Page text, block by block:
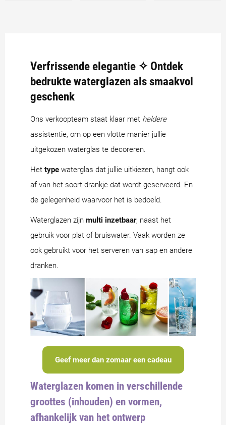
Verfrissende elegantie ✧ Ontdek
bedrukte waterglazen als smaakvol
geschenk
Ons verkoopteam staat klaar met heldere
assistentie, om op een vlotte manier jullie
uitgekozen waterglas te decoreren.
Het type waterglas dat jullie uitkiezen, hangt ook
af van het soort drankje dat wordt geserveerd. En
de gelegenheid waarvoor het is bedoeld.
Waterglazen zijn multi inzetbaar, naast het
gebruik voor plat of bruiswater. Vaak worden ze
ook gebruikt voor het serveren van sap en andere
dranken.
Geef meer dan zomaar een cadeau
Waterglazen komen in verschillende
groottes (inhouden) en vormen,
afhankelijk van het ontwerp